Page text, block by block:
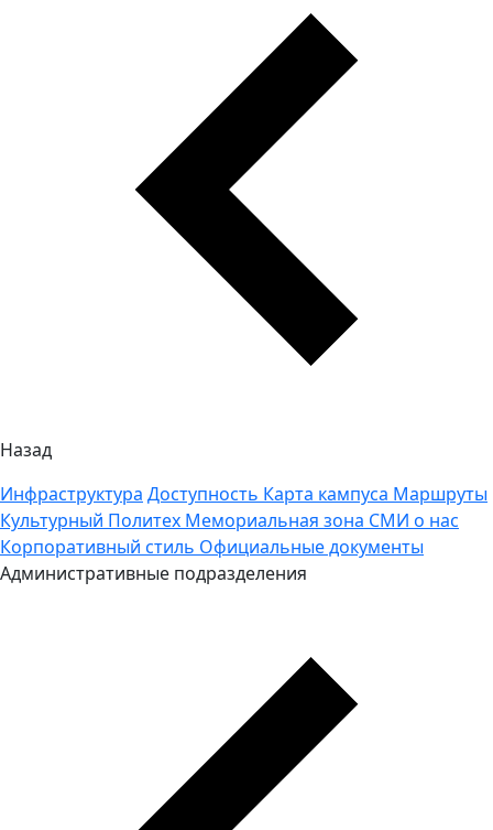
Назад
Инфраструктура Доступность Карта кампуса Маршруты
Культурный Политех Мемориальная зона СМИ о нас
Корпоративный стиль Официальные документы
Административные подразделения